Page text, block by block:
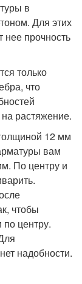
в
Для этих
нее прочность
только
что
растяжение.
12 мм
вам
По центру и
чтобы
по центру.
надобности.